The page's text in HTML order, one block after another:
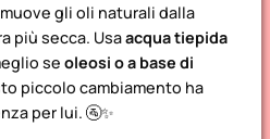
gli oli naturali dalla
più secca. Usaacqua tiepida
se oleosi o a base di
piccolo cambiamento ha
per lui. 🚰✨